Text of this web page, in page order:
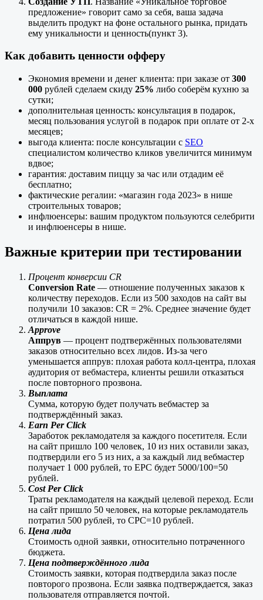
предложение» говорит само за себя, ваша задача
выделить продукт на фоне остального рынка, придать
ему уникальности и ценность(пункт 3).
Как добавить ценности офферу
Экономия времени и денег клиента: при заказе от 300
000 рублей сделаем скиду 25% либо соберём кухню за
сутки;
дополнительная ценность: консультация в подарок,
месяц пользования услугой в подарок при оплате от 2-х
месяцев;
выгода клиента: после консультации с SEO
специалистом количество кликов увеличится минимум
вдвое;
гарантия: доставим пиццу за час или отдадим её
бесплатно;
фактические регалии: «магазин года 2023» в нише
строительных товаров;
инфлюенсеры: вашим продуктом пользуются селебрити
и инфлюенсеры в нише.
Важные критерии при тестировании
Процент конверсии CR
Conversion Rate — отношение полученных заказов к
количеству переходов. Если из 500 заходов на сайт вы
получили 10 заказов: CR = 2%. Среднее значение будет
отличаться в каждой нише.
Approve
Аппрув — процент подтвержённых пользователями
заказов относительно всех лидов. Из-за чего
уменьшается аппрув: плохая работа колл-центра, плохая
аудитория от вебмастера, клиенты решили отказаться
после повторного прозвона.
Выплата
Сумма, которую будет получать вебмастер за
подтверждённый заказ.
Earn Per Click
Заработок рекламодателя за каждого посетителя. Если
на сайт пришло 100 человек, 10 из них оставили заказ,
подтвердили его 5 из них, а за каждый лид вебмастер
получает 1 000 рублей, то EPC будет 5000/100=50
рублей.
Cost Per Click
Траты рекламодателя на каждый целевой переход. Если
на сайт пришло 50 человек, на которые рекламодатель
потратил 500 рублей, то CPC=10 рублей.
Цена лида
Стоимость одной заявки, относительно потраченного
бюджета.
Цена подтверждённого лида
Стоимость заявки, которая подтвердила заказ после
повторого прозвона. Если заявка подтверждается, заказ
пользователя отправляется почтой.